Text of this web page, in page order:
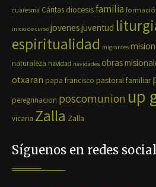
cuaresma Cáritas diocesisfamilia
inicio de curso jovenesjuventud
espiritualidad migrantes
naturaleza navidad navidades obras
otxaran papa francisco pastoral familiar
peregrinacion poscomunion up
vicaria Zalla Zalla
Síguenos en redes